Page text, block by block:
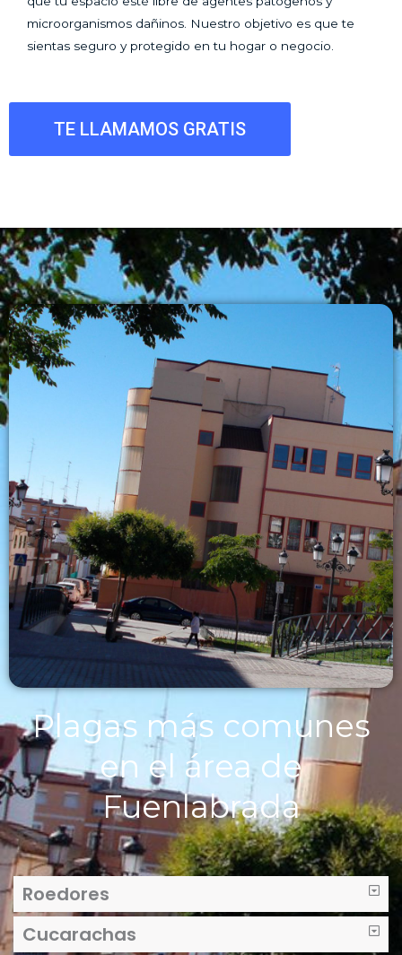
microorganismos dañinos. Nuestro objetivo es que te
sientas seguro y protegido en tu hogar o negocio.
TE LLAMAMOS GRATIS
Plagas más comunes
en el área de
Fuenlabrada
Roedores
Cucarachas